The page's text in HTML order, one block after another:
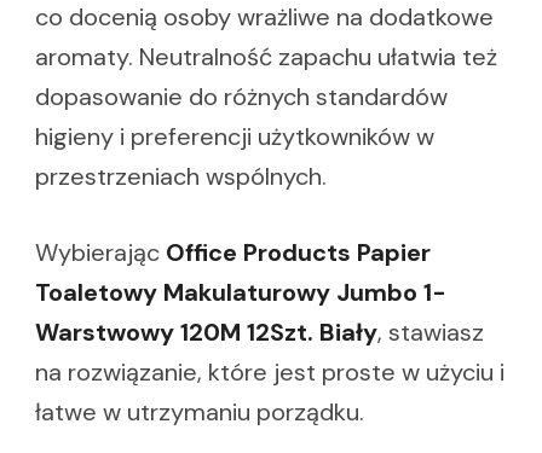
co docenią osoby wrażliwe na dodatkowe
aromaty. Neutralność zapachu ułatwia też
dopasowanie do różnych standardów
higieny i preferencji użytkowników w
przestrzeniach wspólnych.
Wybierając Office Products Papier
Toaletowy Makulaturowy Jumbo 1-
Warstwowy 120M 12Szt. Biały, stawiasz
na rozwiązanie, które jest proste w użyciu i
łatwe w utrzymaniu porządku.